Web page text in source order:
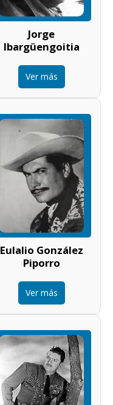
Jorge
Ibargüengoitia
Ver más
Eulalio González
Piporro
Ver más